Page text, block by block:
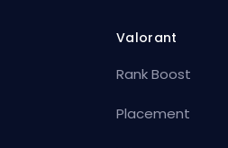
Valorant
Rank Boost
Placement